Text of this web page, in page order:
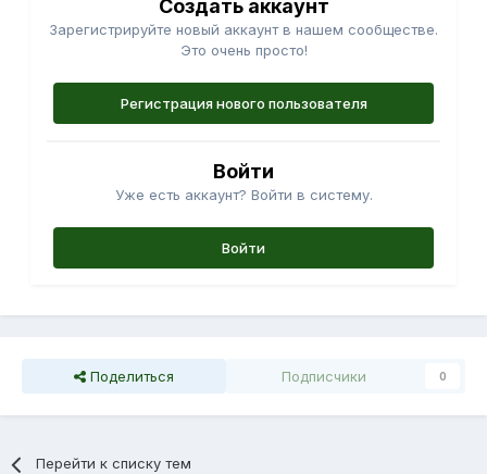
Создать аккаунт
Зарегистрируйте новый аккаунт в нашем сообществе.
Это очень просто!
Регистрация нового пользователя
Войти
Уже есть аккаунт? Войти в систему.
Войти
Поделиться Подписчики 0
Перейти к списку тем